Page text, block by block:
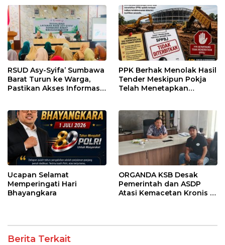
RSUD Asy-Syifa’ Sumbawa
Barat Turun ke Warga,
Pastikan Akses Informasi
PPK Berhak Menolak Hasil
Tender Meskipun Pokja
Telah Menetapkan
Ucapan Selamat
Memperingati Hari
Bhayangkara
ORGANDA KSB Desak
Pemerintah dan ASDP
Atasi Kemacetan Kronis di
Berita Terkait